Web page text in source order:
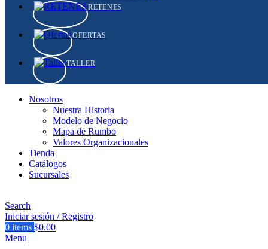
RETENES
OFERTAS
TALLER
Nosotros
Nuestra Historia
Modelo de Negocio
Mapa de Rumbo
Valores Organizacionales
Tienda
Catálogos
Sucursales
Search
Iniciar sesión / Registro
0 items $0.00
Menu